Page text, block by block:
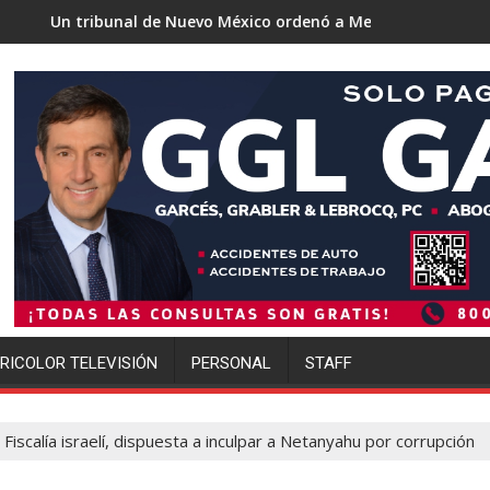
Nuevo México ordenó a Meta pagar 942 millones de
Trump se acerca
TELEVISIÓN PERSONAL STAFF
Fiscalía israelí, dispuesta a inculpar a Netanyahu por corrupción